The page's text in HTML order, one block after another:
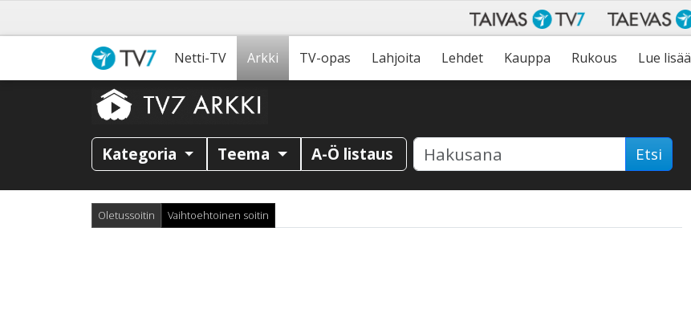
Netti-TV Arkki TV-opas Lahjoita Lehdet Kauppa Rukous Lue lisää
Kategoria Teema A-Ö listaus Etsi
Oletussoitin Vaihtoehtoinen soitin